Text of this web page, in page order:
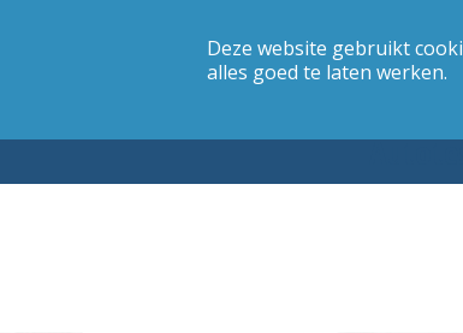
Carrosserie Jaargang
Deze website gebruikt
alles goed te laten werken.